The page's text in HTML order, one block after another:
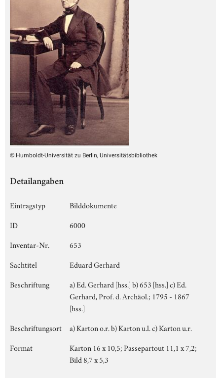
© Humboldt-Universität zu Berlin, Universitätsbibliothek
Detailangaben
Eintragstyp
Bilddokumente
ID
6000
Inventar-Nr.
653
Sachtitel
Eduard Gerhard
Beschriftung
a) Ed. Gerhard [hss.] b) 653 [hss.] c) Ed.
Gerhard, Prof. d. Archäol.; 1795 - 1867
[hss.]
Beschriftungsort
a) Karton o.r. b) Karton u.l. c) Karton u.r.
Format
Karton 16 x 10,5; Passepartout 11,1 x 7,2;
Bild 8,7 x 5,3